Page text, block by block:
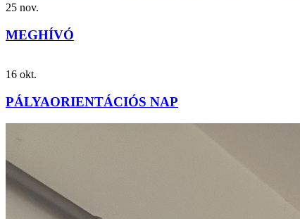
25 nov.
MEGHÍVÓ
16 okt.
PÁLYAORIENTÁCIÓS NAP